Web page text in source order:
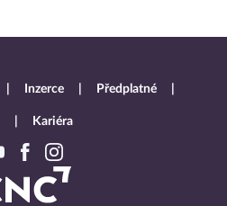
Inzerce Předplatné
Kariéra